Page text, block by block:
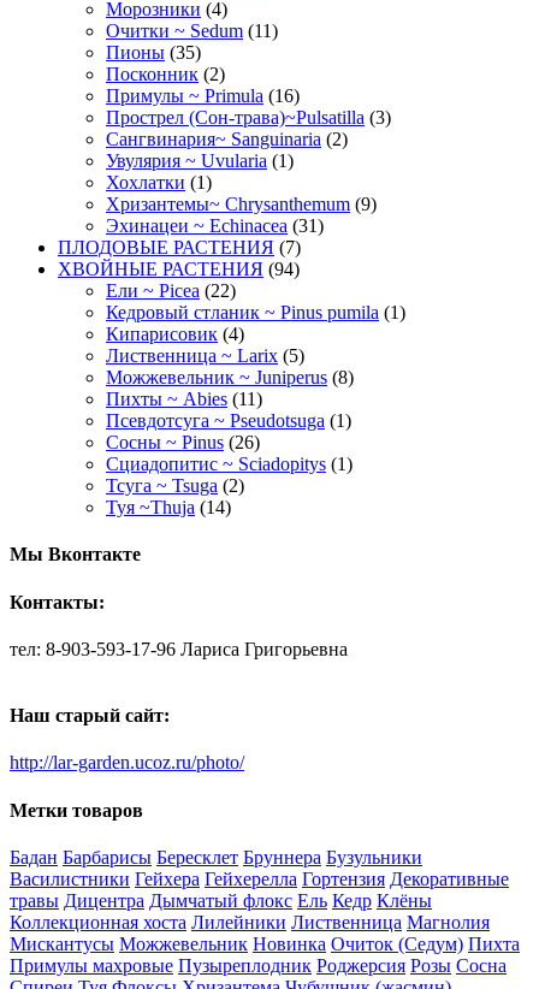
Морозники (4)
Очитки ~ Sedum (11)
Пионы (35)
Посконник (2)
Примулы ~ Primula (16)
Прострел (Сон-трава)~Pulsatilla (3)
Сангвинария~ Sanguinaria (2)
Увулярия ~ Uvularia (1)
Хохлатки (1)
Хризантемы~ Chrysanthemum (9)
Эхинацеи ~ Echinacea (31)
ПЛОДОВЫЕ РАСТЕНИЯ (7)
ХВОЙНЫЕ РАСТЕНИЯ (94)
Ели ~ Picea (22)
Кедровый стланик ~ Pinus pumila (1)
Кипарисовик (4)
Лиственница ~ Larix (5)
Можжевельник ~ Juniperus (8)
Пихты ~ Abies (11)
Псевдотсуга ~ Pseudotsuga (1)
Сосны ~ Pinus (26)
Сциадопитис ~ Sciadopitys (1)
Тсуга ~ Tsuga (2)
Туя ~Thuja (14)
Мы Вконтакте
Контакты:
тел: 8-903-593-17-96 Лариса Григорьевна
Наш старый сайт:
http://lar-garden.ucoz.ru/photo/
Метки товаров
Бадан Барбарисы Бересклет Бруннера Бузульники
Василистники Гейхера Гейхерелла Гортензия Декоративные
травы Дицентра Дымчатый флокс Ель Кедр Клёны
Коллекционная хоста Лилейники Лиственница Магнолия
Мискантусы Можжевельник Новинка Очиток (Седум) Пихта
Примулы махровые Пузыреплодник Роджерсия Розы Сосна